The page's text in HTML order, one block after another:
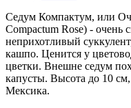
Седум Компактум, или
Compactum Rose) - очень
неприхотливый
кашпо. Ценится у
цветки. Внешне седум
капусты. Высота до 10
Мексика.